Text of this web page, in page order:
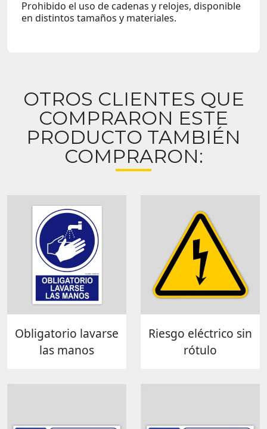
Prohibido el uso de cadenas y relojes, disponible
en distintos tamaños y materiales.
OTROS CLIENTES QUE
COMPRARON ESTE
PRODUCTO TAMBIÉN
COMPRARON:
Obligatorio lavarse
las manos
Riesgo eléctrico sin
rótulo